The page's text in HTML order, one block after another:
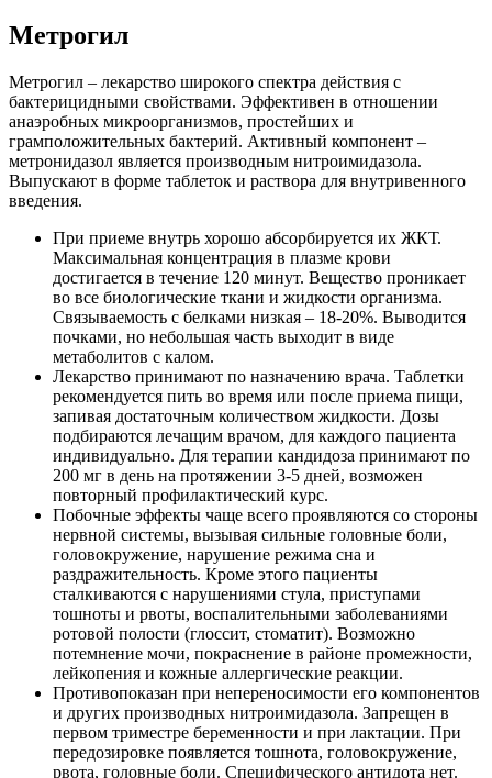
Метрогил
Метрогил – лекарство широкого спектра действия с
бактерицидными свойствами. Эффективен в отношении
анаэробных микроорганизмов, простейших и
грамположительных бактерий. Активный компонент –
метронидазол является производным нитроимидазола.
Выпускают в форме таблеток и раствора для внутривенного
введения.
При приеме внутрь хорошо абсорбируется их ЖКТ.
Максимальная концентрация в плазме крови
достигается в течение 120 минут. Вещество проникает
во все биологические ткани и жидкости организма.
Связываемость с белками низкая – 18-20%. Выводится
почками, но небольшая часть выходит в виде
метаболитов с калом.
Лекарство принимают по назначению врача. Таблетки
рекомендуется пить во время или после приема пищи,
запивая достаточным количеством жидкости. Дозы
подбираются лечащим врачом, для каждого пациента
индивидуально. Для терапии кандидоза принимают по
200 мг в день на протяжении 3-5 дней, возможен
повторный профилактический курс.
Побочные эффекты чаще всего проявляются со стороны
нервной системы, вызывая сильные головные боли,
головокружение, нарушение режима сна и
раздражительность. Кроме этого пациенты
сталкиваются с нарушениями стула, приступами
тошноты и рвоты, воспалительными заболеваниями
ротовой полости (глоссит, стоматит). Возможно
потемнение мочи, покраснение в районе промежности,
лейкопения и кожные аллергические реакции.
Противопоказан при непереносимости его компонентов
и других производных нитроимидазола. Запрещен в
первом триместре беременности и при лактации. При
передозировке появляется тошнота, головокружение,
рвота, головные боли. Специфического антидота нет.